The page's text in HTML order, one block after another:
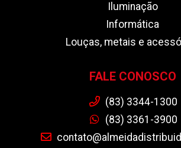
Iluminação
Informática
Louças, metais e
FALE CONOSCO
(83) 3344-1300
(83) 3361-3900